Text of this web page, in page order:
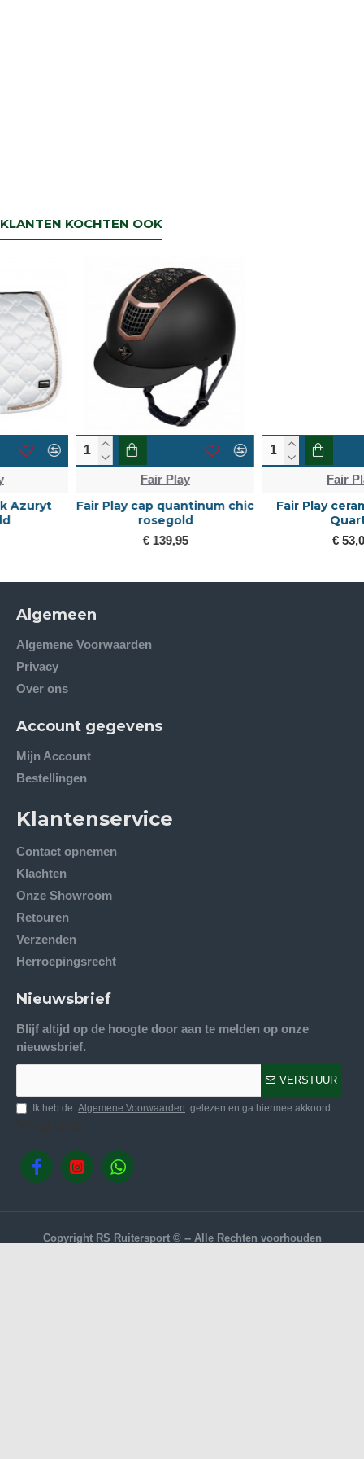
KLANTEN KOCHTEN OOK
Fair Play ceramic sjabrak
fair play cap quantinum
Algemeen
Algemene Voorwaarden
Privacy
Over ons
Account gegevens
Mijn Account
Bestellingen
Klantenservice
Contact opnemen
Klachten
Onze Showroom
Retouren
Verzenden
Herroepingsrecht
Nieuwsbrief
Blijf altijd op de hoogte door aan te melden op onze
nieuwsbrief.
VERSTUUR
Ik heb de Algemene Voorwaarden gelezen en ga hiermee akkoord
Copyright RS Ruitersport © -- Alle Rechten voorhouden